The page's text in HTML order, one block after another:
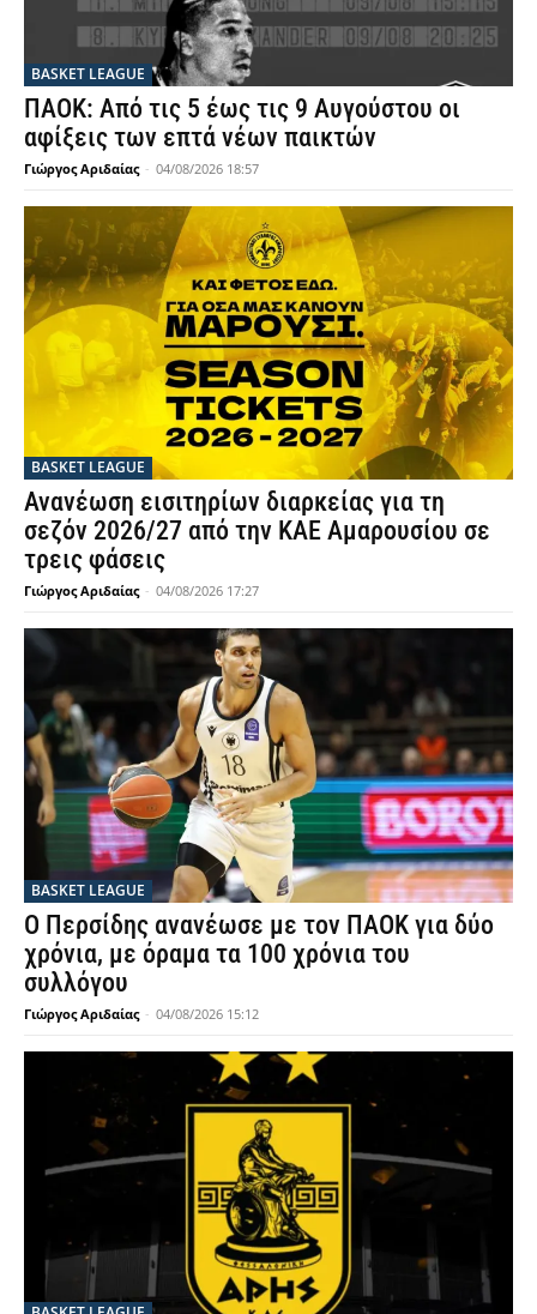
BASKET LEAGUE
ΠΑΟΚ: Από τις 5 έως τις 9 Αυγούστου οι
αφίξεις των επτά νέων παικτών
Γιώργος Αριδαίας - 04/08/2026 18:57
BASKET LEAGUE
Ανανέωση εισιτηρίων διαρκείας για τη
σεζόν 2026/27 από την ΚΑΕ Αμαρουσίου σε
τρεις φάσεις
Γιώργος Αριδαίας - 04/08/2026 17:27
BASKET LEAGUE
Ο Περσίδης ανανέωσε με τον ΠΑΟΚ για δύο
χρόνια, με όραμα τα 100 χρόνια του
συλλόγου
Γιώργος Αριδαίας - 04/08/2026 15:12